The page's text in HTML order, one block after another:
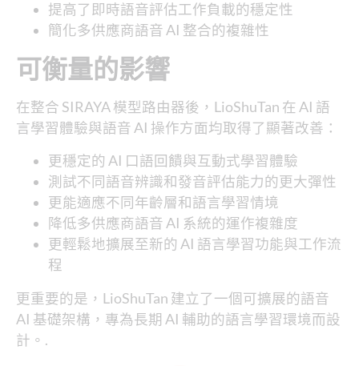
提高了即時語音評估工作負載的穩定性
簡化多供應商語音 AI 整合的複雜性
可衡量的影響
在整合 SIRAYA 模型路由器後，LioShuTan 在 AI 語
言學習體驗與語音 AI 操作方面均取得了顯著改善：
更穩定的 AI 口語回饋與互動式學習體驗
測試不同語音辨識和發音評估能力的更大彈性
更能適應不同年齡層和語言學習情境
降低多供應商語音 AI 系統的運作複雜度
更輕鬆地擴展至新的 AI 語言學習功能與工作流
程
更重要的是，LioShuTan 建立了一個可擴展的語音
AI 基礎架構，專為長期 AI 輔助的語言學習環境而設
計。.